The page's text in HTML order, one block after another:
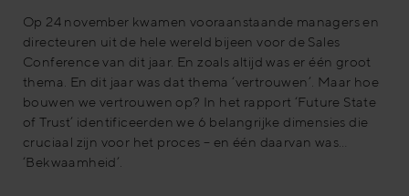
Op 24 november kwamen vooraanstaande managers en
directeuren uit de hele wereld bijeen voor de Sales
Conference van dit jaar. En zoals altijd was er één groot
thema. En dit jaar was dat thema ‘vertrouwen’. Maar hoe
bouwen we vertrouwen op? In het rapport ‘Future State
of Trust’ identificeerden we 6 belangrijke dimensies die
cruciaal zijn voor het proces – en één daarvan was…
‘Bekwaamheid’.